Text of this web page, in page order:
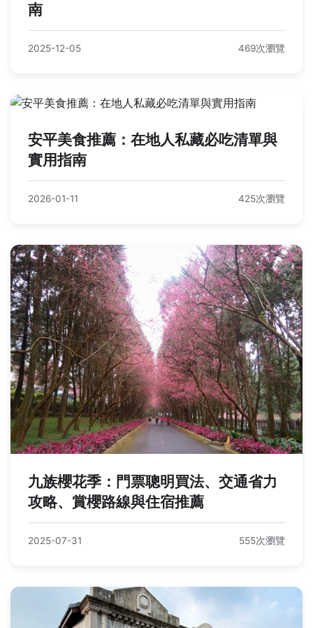
南
2025-12-05 469次瀏覽
安平美食推薦：在地人私藏必吃清單與
實用指南
2026-01-11 425次瀏覽
九族櫻花季：門票聰明買法、交通省力
攻略、賞櫻路線與住宿推薦
2025-07-31 555次瀏覽